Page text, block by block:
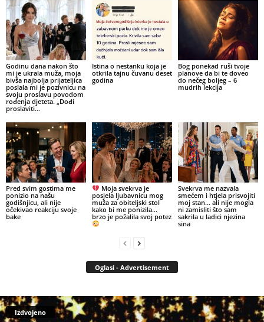
Godinu dana nakon što
mi je ukrala muža, moja
bivša najbolja prijateljica
poslala mi je pozivnicu na
svoju proslavu povodom
rođenja djeteta. „Dođi
proslaviti...
Istina o nestanku koja je
otkrila tajnu čuvanu deset
godina
Bog ponekad ruši tvoje
planove da bi te doveo
do nečeg boljeg – 6
mudrih lekcija
Pred svim gostima me
ponizio na našu
godišnjicu, ali nije
očekivao reakciju svoje
bake
Moja svekrva je
posjela ljubavnicu mog
muža za obiteljski stol
kako bi me ponizila…
brzo je požalila svoj potez
Svekrva me nazvala
smećem i htjela prisvojiti
moj stan… ali nije mogla
ni zamisliti što sam
sakrila u ladici njezina
sina
Oglasi - Advertisement
Izdvojeno